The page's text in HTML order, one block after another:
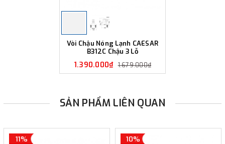
Vòi Chậu Nóng Lạnh CAESAR
B312C Chậu 3 Lỗ
1.390.000₫ 1.679.000₫
SẢN PHẨM LIÊN QUAN
11% 10%